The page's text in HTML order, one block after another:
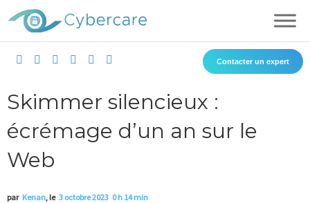
au
contenu
L
k
e
n
I
a
r
a
F
b
o
k
T
o
X
i
t
e
Y
u
e
Contacter un expert
Skimmer silencieux :
écrémage d’un an sur le
Web
par Kenan, le 3 octobre 2023 0 h 14 min